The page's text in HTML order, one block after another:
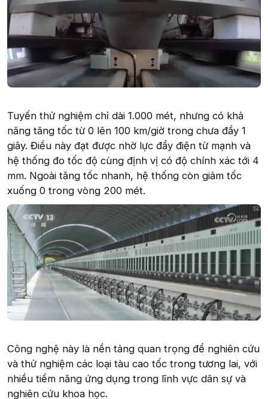
Tuyến thử nghiệm chỉ dài 1.000 mét, nhưng có khả
năng tăng tốc từ 0 lên 100 km/giờ trong chưa đầy 1
giây. Điều này đạt được nhờ lực đẩy điện từ mạnh và
hệ thống đo tốc độ cùng định vị có độ chính xác tới 4
mm. Ngoài tăng tốc nhanh, hệ thống còn giảm tốc
xuống 0 trong vòng 200 mét.
Công nghệ này là nền tảng quan trọng để nghiên cứu
và thử nghiệm các loại tàu cao tốc trong tương lai, với
nhiều tiềm năng ứng dụng trong lĩnh vực dân sự và
nghiên cứu khoa học.